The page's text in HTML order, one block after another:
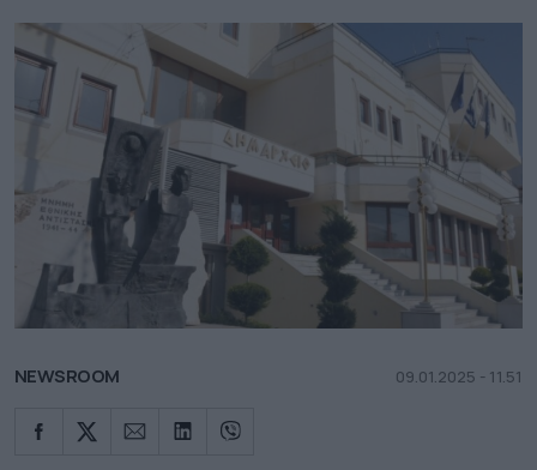
NEWSROOM 09.01.2025 - 11.51